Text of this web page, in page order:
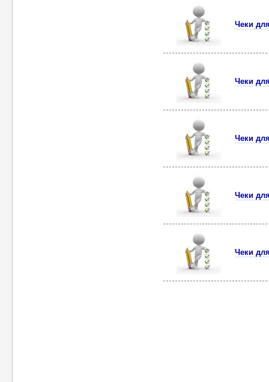
Чеки
Чеки
Чеки
Чеки
Чеки